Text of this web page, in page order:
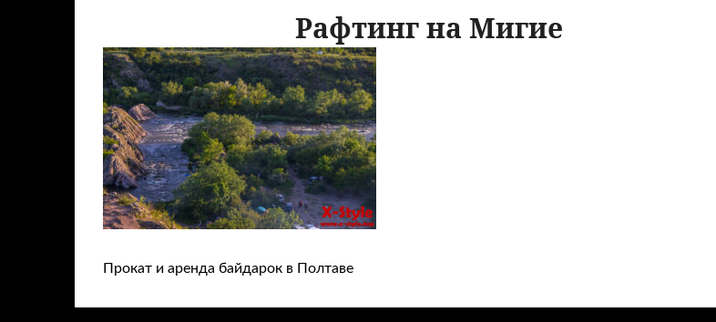
Рафтинг на Мигие
Прокат и аренда байдарок в Полтаве